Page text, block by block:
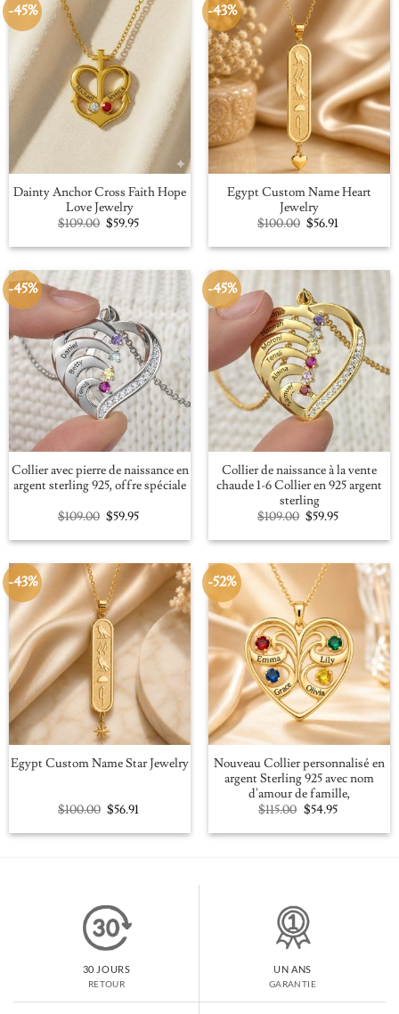
-45%
Dainty Anchor Cross Faith Hope
Love Jewelry
$109.00 Original
price
was:
$59.95Current
is:
-43%
Egypt Custom Name Heart
Jewelry
$100.00 Original
price
was:
$56.91Current
is:
-45%
Collier avec pierre de naissance en
argent sterling 925, offre spéciale
$109.00 Original
price
was:
$59.95Current
is:
-45%
Collier de naissance à la vente
chaude 1-6 Collier en 925 argent
sterling
$109.00 Original
price
was:
$59.95Current
is:
-43%
Egypt Custom Name Star Jewelry
$100.00 Original
price
was:
$56.91Current
is:
-52%
Nouveau Collier personnalisé en
argent Sterling 925 avec nom
d'amour de famille,
$115.00 Original
price
was:
$54.95Current
is:
30 JOURS
RETOUR
UN ANS
GARANTIE